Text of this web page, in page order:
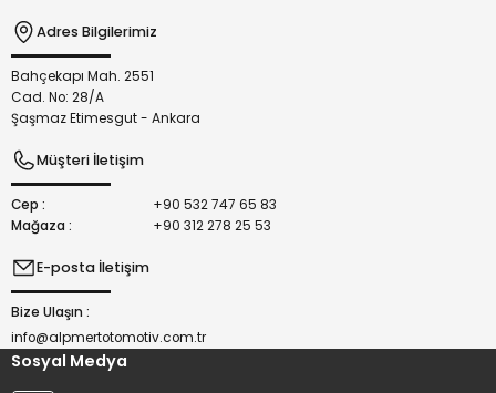
Adres Bilgilerimiz
Bahçekapı Mah. 2551
Cad. No: 28/A
Şaşmaz Etimesgut - Ankara
Müşteri İletişim
Cep :
+90 532 747 65 83
Mağaza :
+90 312 278 25 53
E-posta İletişim
Bize Ulaşın :
info@alpmertotomotiv.com.tr
Sosyal Medya